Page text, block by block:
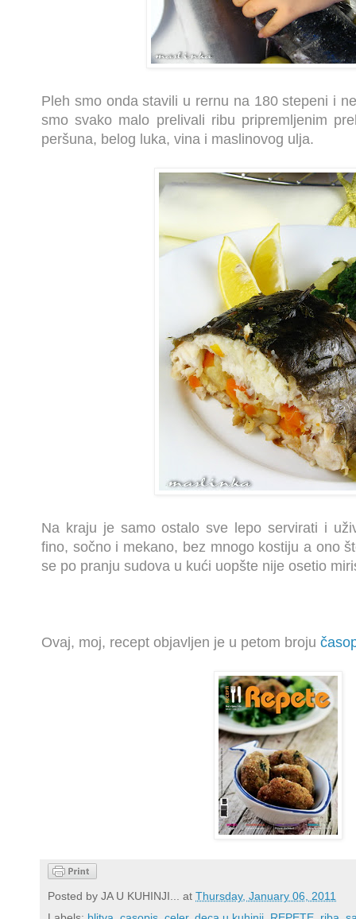
Pleh smo onda stavili u rernu na 180 stepeni i
smo svako malo prelivali ribu pripremljenim
peršuna, belog luka, vina i maslinovog ulja.
Na kraju je samo ostalo sve lepo servirati i
fino, sočno i mekano, bez mnogo kostiju a ono
se po pranju sudova u kući uopšte nije osetio
Ovaj, moj, recept objavljen je u petom broju
Posted by JA U KUHINJI... at Thursday, January 06, 2011